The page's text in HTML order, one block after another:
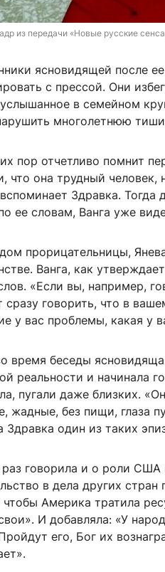
из передачи «Новые русские
ясновидящей после
с прессой. Они
в семейном
многолетнюю
пор отчетливо помнит
что она трудный человек,
Здравка. Тогда
ее словам, Ванга уже
прорицательницы,
Ванга, как
«Если вы, например,
сразу говорить, что в
у вас проблемы, какая у
время беседы
реальности и начинала
пугали даже близких.
жадные, без пищи, глаза
Здравка один из таких
раз говорила и о роли
в дела других
чтобы Америка тратила
И добавляла: «У
его, Бог их